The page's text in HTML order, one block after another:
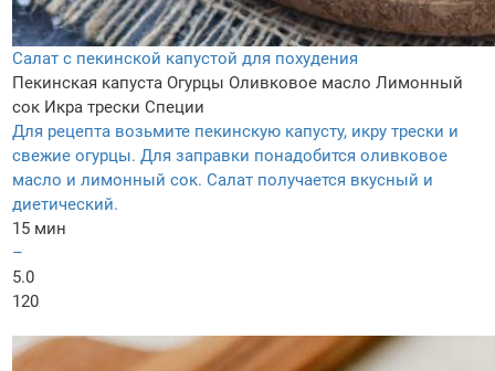
Салат с пекинской капустой для похудения
Пекинская капуста Огурцы Оливковое масло Лимонный
сок Икра трески Специи
Для рецепта возьмите пекинскую капусту, икру трески и
свежие огурцы. Для заправки понадобится оливковое
масло и лимонный сок. Салат получается вкусный и
диетический.
15 мин
–
5.0
120